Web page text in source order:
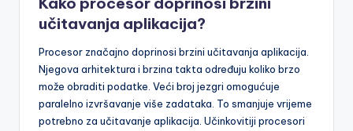
Kako procesor doprinosi brzini
učitavanja aplikacija?
Procesor značajno doprinosi brzini učitavanja aplikacija.
Njegova arhitektura i brzina takta određuju koliko brzo
može obraditi podatke. Veći broj jezgri omogućuje
paralelno izvršavanje više zadataka. To smanjuje vrijeme